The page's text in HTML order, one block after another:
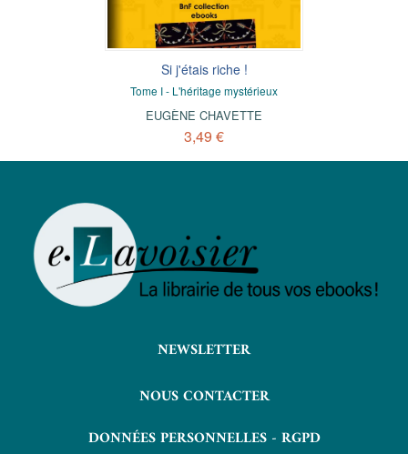
Si j'étais riche !
Tome I - L'héritage mystérieux
EUGÈNE CHAVETTE
3,49 €
NEWSLETTER
NOUS CONTACTER
DONNÉES PERSONNELLES - RGPD